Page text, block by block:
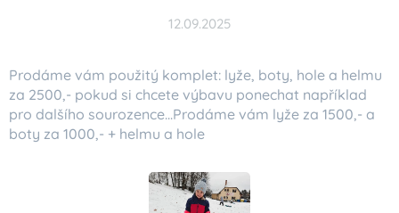
12.09.2025
Prodáme vám použitý komplet: lyže, boty, hole a helmu
za 2500,- pokud si chcete výbavu ponechat například
pro dalšího sourozence...Prodáme vám lyže za 1500,- a
boty za 1000,- + helmu a hole